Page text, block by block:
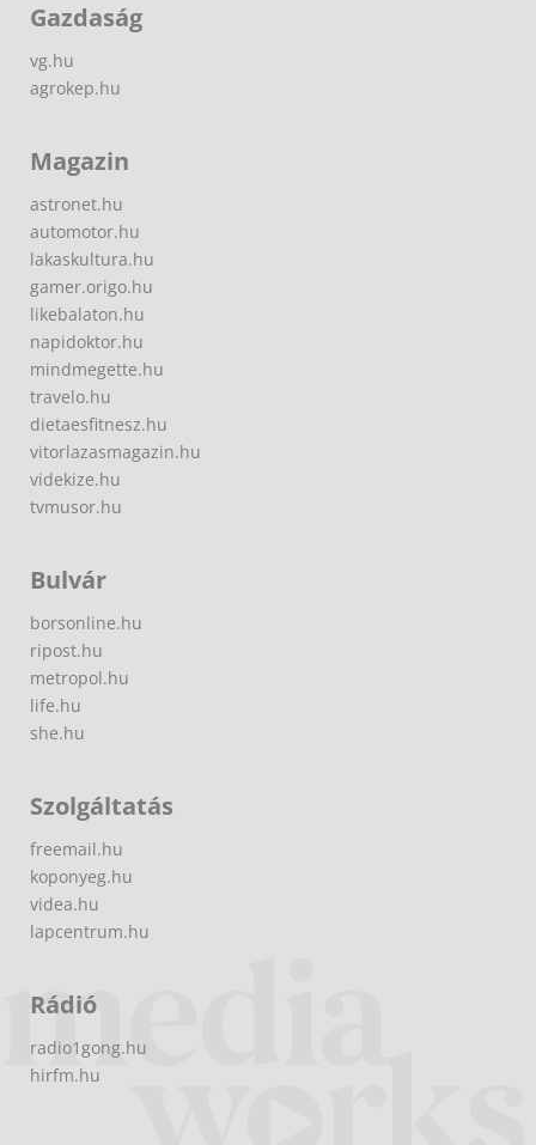
Gazdaság
vg.hu
agrokep.hu
Magazin
astronet.hu
automotor.hu
lakaskultura.hu
gamer.origo.hu
likebalaton.hu
napidoktor.hu
mindmegette.hu
travelo.hu
dietaesfitnesz.hu
vitorlazasmagazin.hu
videkize.hu
tvmusor.hu
Bulvár
borsonline.hu
ripost.hu
metropol.hu
life.hu
she.hu
Szolgáltatás
freemail.hu
koponyeg.hu
videa.hu
lapcentrum.hu
Rádió
radio1gong.hu
hirfm.hu